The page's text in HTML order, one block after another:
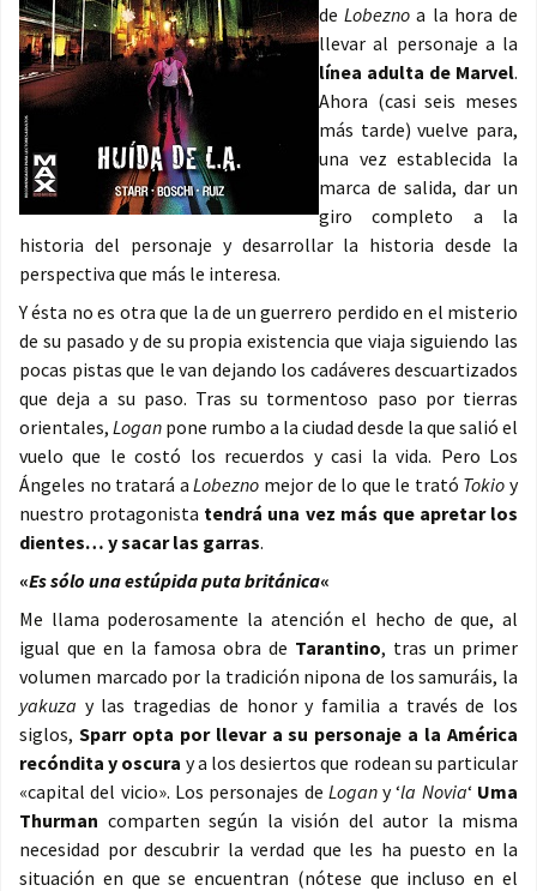
deLobeznoa la hora de
llevar al personaje a la
línea adulta de Marvel.
Ahora (casi seis meses
más tarde) vuelve para,
una vez establecida la
marca de salida, dar un
giro completo a la
historia del personaje y desarrollar la historia desde la
perspectiva que más le interesa.
Y ésta no es otra que la de un guerrero perdido en el misterio
de su pasado y de su propia existencia que viaja siguiendo las
pocas pistas que le van dejando los cadáveres descuartizados
que deja a su paso. Tras su tormentoso paso por tierras
orientales, Logan pone rumbo a la ciudad desde la que salió el
vuelo que le costó los recuerdos y casi la vida. Pero Los
Ángeles no tratará aLobezno mejor de lo que le trató Tokioy
nuestro protagonista tendrá una vez más que apretar los
dientes… y sacar las garras.
«Es sólo una estúpida puta británica«
Me llama poderosamente la atención el hecho de que, al
igual que en la famosa obra de Tarantino, tras un primer
volumen marcado por la tradición nipona de los samuráis, la
yakuza y las tragedias de honor y familia a través de los
siglos, Sparr opta por llevar a su personaje a la América
recóndita y oscura y a los desiertos que rodean su particular
«capital del vicio». Los personajes de Logany ‘la Novia‘ Uma
Thurman comparten según la visión del autor la misma
necesidad por descubrir la verdad que les ha puesto en la
situación en que se encuentran (nótese que incluso en el